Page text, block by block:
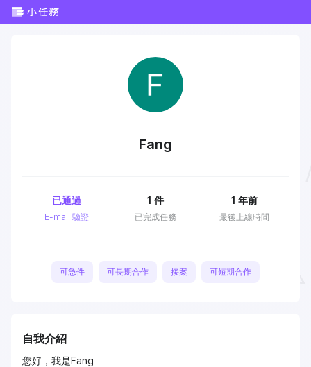
Fang
E-mail 驗證
已通過
已完成任務
1 件
最後上線時間
1 年前
可急件 可長期合作 接案 可短期合作
自我介紹
您好，我是Fang